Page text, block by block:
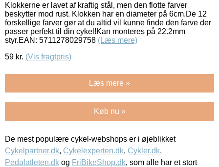
Klokkerne er lavet af kraftig stål, men den flotte farver
beskytter mod rust. Klokken har en diameter på 6cm.De 12
forskellige farver gør at du altid vil kunne finde den farve der
passer perfekt til din cykel!Kan monteres på 22.2mm
styr.EAN: 5711278029758 (Læs mere)
59 kr. (Vis fragtpris)
Læs mere »
Køb nu »
De mest populære cykel-webshops er i øjeblikket
Cykelpartner.dk, Cykelexperten.dk, Cykler.dk,
Pedalatleten.dk og FriBikeShop.dk, som alle har et stort